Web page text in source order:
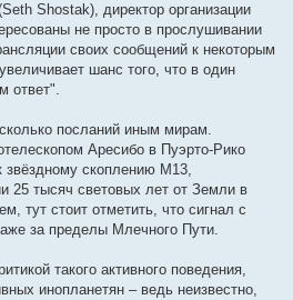
Shostak), директор организации
не просто в прослушивании
своих сообщений к некоторым
шанс того, что в один
ответ".
посланий иным мирам.
Аресибо в Пуэрто-Рико
звёздному скоплению М13,
25 тысяч световых лет от Земли в
тут стоит отметить, что сигнал с
за пределы Млечного Пути.
такого активного поведения,
инопланетян – ведь неизвестно,